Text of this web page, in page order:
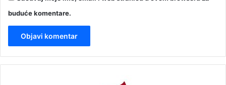
buduće komentare.